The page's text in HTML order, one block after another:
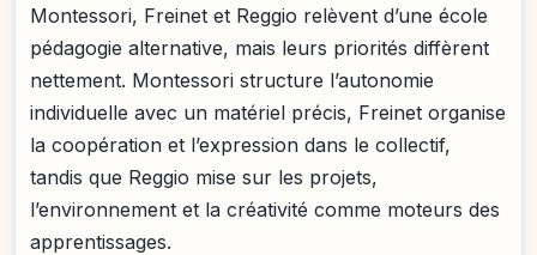
Montessori, Freinet et Reggio relèvent d’une école
pédagogie alternative, mais leurs priorités diffèrent
nettement. Montessori structure l’autonomie
individuelle avec un matériel précis, Freinet organise
la coopération et l’expression dans le collectif,
tandis que Reggio mise sur les projets,
l’environnement et la créativité comme moteurs des
apprentissages.